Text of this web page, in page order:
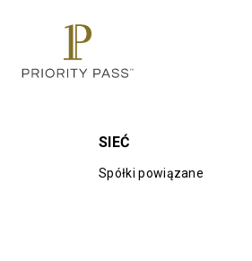
SIEĆ
Spółki powiązane